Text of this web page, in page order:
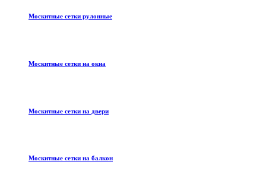
Москитные сетки рулонные
Москитные сетки на окна
Москитные сетки на двери
Москитные сетки на балкон